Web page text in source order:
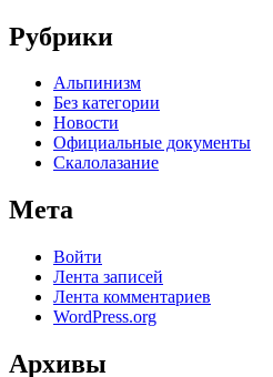
Рубрики
Альпинизм
Без категории
Новости
Официальные документы
Скалолазание
Мета
Войти
Лента записей
Лента комментариев
WordPress.org
Архивы